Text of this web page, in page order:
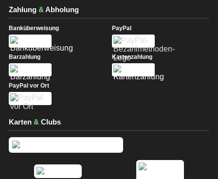
Zahlung &Abholung
Banküberweisung PayPal
Barzahlung Kartenzahlung
PayPal vor Ort
Karten & Clubs